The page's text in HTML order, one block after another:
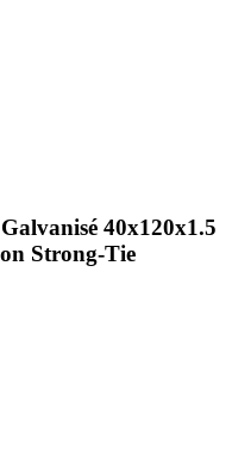
40x120x1.5
Strong-Tie